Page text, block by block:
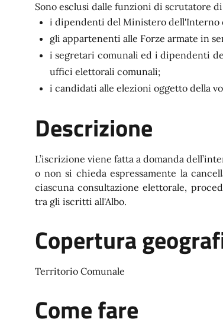
Sono esclusi dalle funzioni di scrutatore
i dipendenti del Ministero dell'Interno
gli appartenenti alle Forze armate in
i segretari comunali ed i dipendenti
uffici elettorali comunali;
i candidati alle elezioni oggetto della
Descrizione
L’iscrizione viene fatta a domanda
o non si chieda espressamente la
ciascuna consultazione elettorale,
tra gli iscritti all'Albo.
Copertura
Territorio Comunale
Come fare